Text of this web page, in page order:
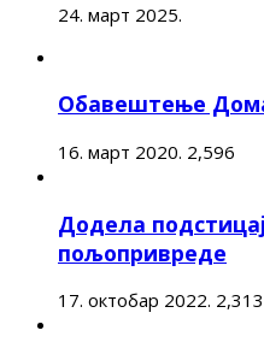
24. март 2025.
Обавештење
16. март 2020. 2,596
Додела
пољопривреде
17. октобар 2022. 2,313